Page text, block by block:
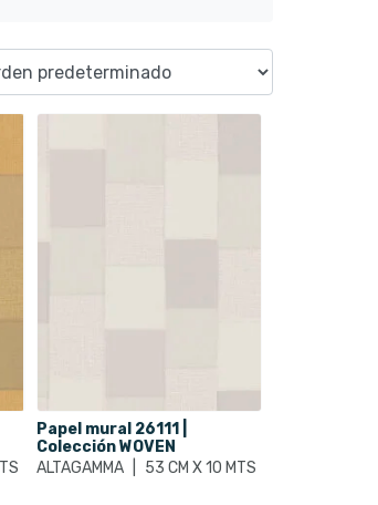
Papel mural 26111 |
Colección WOVEN
ALTAGAMMA
53 CM X 10 MTS